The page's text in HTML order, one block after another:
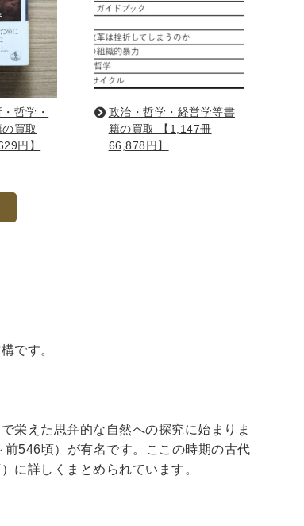
クライミング
術・環境
語学検定・通訳
衛生・福祉
哲学・
買取
円】
政治・哲学・経営学等書
籍の買取 【1,147冊
66,878円】
です。
栄えた思弁的な自然への探究に始まりま
前546頃）が有名です。ここの時期の古代
に詳しくまとめられています。